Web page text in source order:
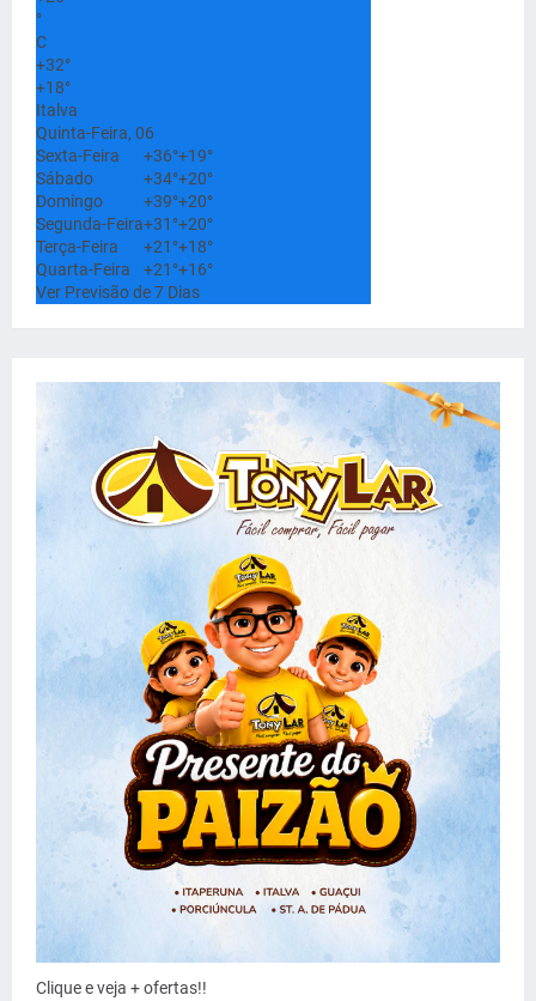
°
C
+32°
+18°
Italva
Quinta-Feira, 06
Sexta-Feira
+36°+19°
Sábado
+34°+20°
Domingo
+39°+20°
Segunda-Feira+31°+20°
Terça-Feira
+21°+18°
Quarta-Feira
+21°+16°
Ver Previsão de 7 Dias
Clique e veja + ofertas!!